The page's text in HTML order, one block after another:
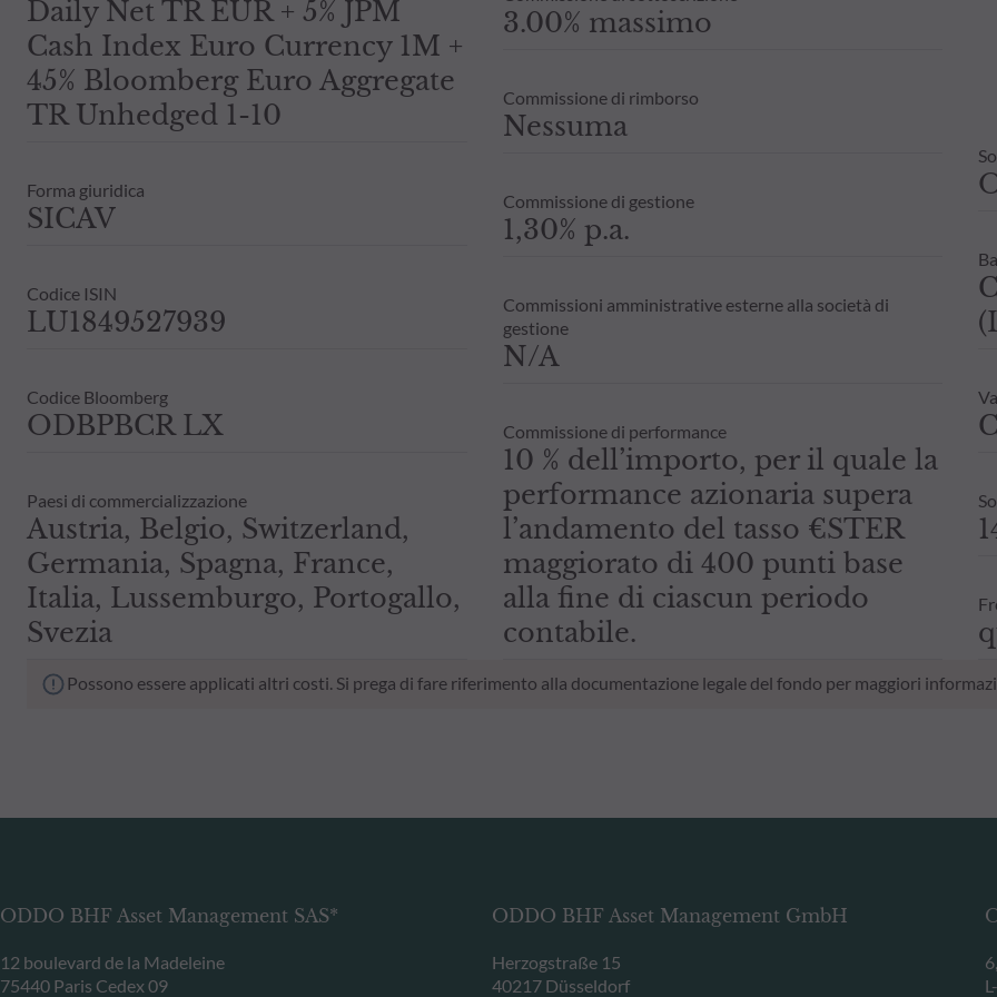
Daily Net TR EUR + 5% JPM
Cash Index Euro Currency 1M +
45% Bloomberg Euro Aggregate
TR Unhedged 1-10
Forma giuridica
SICAV
Codice ISIN
LU1849527939
Codice Bloomberg
ODBPBCR LX
Paesi di commercializzazione
Austria, Belgio, Switzerland,
Germania, Spagna, France,
Italia, Lussemburgo, Portogallo,
Svezia
3.00% massimo
Commissione di rimborso
Nessuma
Commissione di gestione
1,30% p.a.
Commissioni amministrative esterne alla società di
gestione
N/A
Commissione di performance
10 % dell’importo, per il quale la
performance azionaria supera
l’andamento del tasso €STER
maggiorato di 400 punti base
alla fine di ciascun periodo
contabile.
Possono essere applicati altri costi. Si prega di fare riferimento alla documentazione legale del fondo per maggiori
ODDO BHF Asset Management SAS*
12 boulevard de la Madeleine
75440 Paris Cedex 09
ODDO BHF Asset Management GmbH
Herzogstraße 15
40217 Düsseldorf